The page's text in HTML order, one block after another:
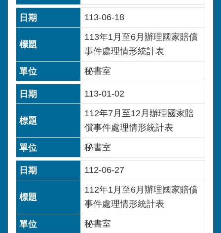
113-06-18
113年1月至6月辦理國家賠償
事件處理情形統計表
秘書室
113-01-02
112年7月至12月辦理國家賠
償事件處理情形統計表
秘書室
112-06-27
112年1月至6月辦理國家賠償
事件處理情形統計表
秘書室